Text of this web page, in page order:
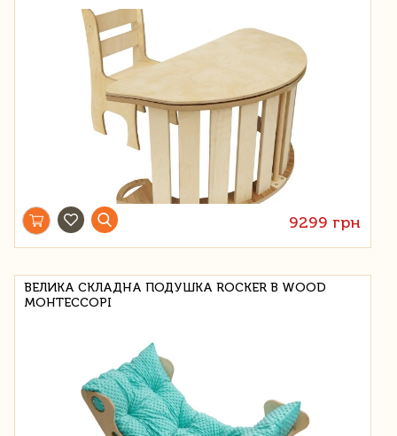
9299 грн
ВЕЛИКА СКЛАДНА ПОДУШКА ROCKER B WOOD
МОНТЕССОРІ